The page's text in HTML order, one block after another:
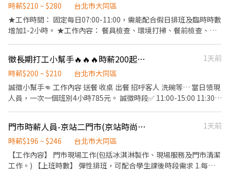
時薪$210 ~ $280
台北市大同區
★工作時間： 固定每日07:00-11:00，需能配合假日排班及臨時時數
增加1-2小時。 ★工作內容： 餐具檢查、環境打掃、餐前檢查、維
以上。 ★薪資福利： 時薪210-280元。 全日免費供膳、員工折扣、
春節團圓假、春酒、定期健康檢查。
徵長期打工小幫手🔥🔥🔥時薪200起（可當日現領）
1天前
時薪$200 ~ $210
台北市大同區
誠徵小幫手👊 工作內容 送餐 收桌 出餐 招呼客人 洗碗等… 當日領現
人員，一次一個班別4小時785元。 誠徵時段✅ 11:00-15:00 11:30-
門市時薪人員-京站二門市(京站時尚廣場)
1天前
時薪$196 ~ $246
台北市大同區
【工作內容】 門市現場工作(包括冰淇淋製作、現場服務及門市清潔
工作。) 【上班時數】 彈性排班，可配合學生課後時段需求 1.每週